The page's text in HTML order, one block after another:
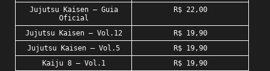
Jujutsu Kaisen – Guia
Oficial
R$ 22,00
Jujutsu Kaisen – Vol.12
R$ 19,90
Jujutsu Kaisen – Vol.5
R$ 19,90
Kaiju 8 – Vol.1
R$ 19,90